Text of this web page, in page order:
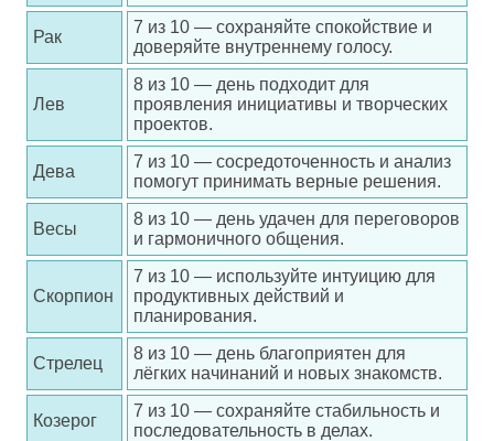
Рак
7 из 10 — сохраняйте спокойствие и
доверяйте внутреннему голосу.
Лев
8 из 10 — день подходит для
проявления инициативы и творческих
проектов.
Дева
7 из 10 — сосредоточенность и анализ
помогут принимать верные решения.
Весы
8 из 10 — день удачен для переговоров
и гармоничного общения.
Скорпион
7 из 10 — используйте интуицию для
продуктивных действий и
планирования.
Стрелец
8 из 10 — день благоприятен для
лёгких начинаний и новых знакомств.
Козерог
7 из 10 — сохраняйте стабильность и
последовательность в делах.